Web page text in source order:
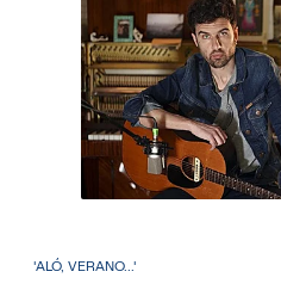
'ALÓ, VERANO...'